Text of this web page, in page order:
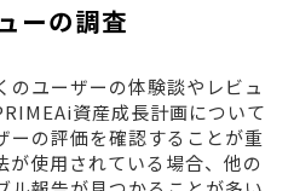
ーの調査
のユーザーの体験談やレビュ
資産成長計画について
ーの評価を確認することが重
が使用されている場合、他の